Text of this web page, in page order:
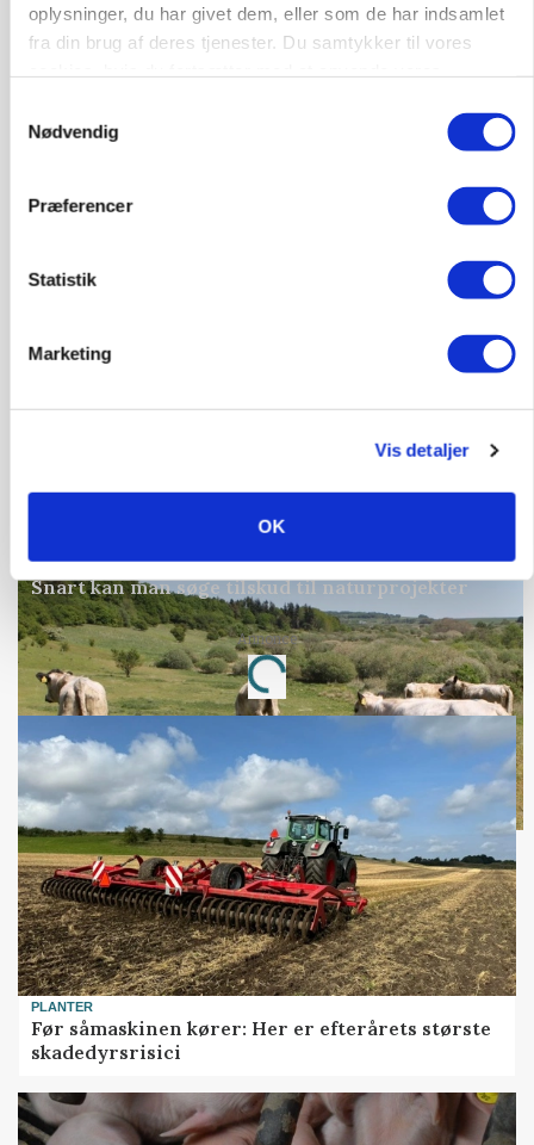
oplysninger, du har givet dem, eller som de har indsamlet
fra din brug af deres tjenester. Du samtykker til vores
Nødvendig
Præferencer
Statistik
Marketing
Vis detaljer
OK
Russisk mælkepris dykker 23 procent
»Nu stopper I«: Landbrugsdebattør og
protestgruppe vil demonstrere mod ny
KVÆG
Snart kan man søge tilskud til naturprojekter
Annonce
Loading...
PLANTER
Før såmaskinen kører: Her er efterårets største
skadedyrsrisici